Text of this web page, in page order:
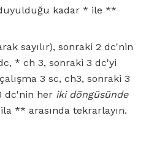
kadar * ile **
sayılır), sonraki 2 dc'nin
* ch 3, sonraki 3 dc'yi
3 sc, ch3, sonraki 3
dc'nin her iki döngüsünde
** arasında tekrarlayın.